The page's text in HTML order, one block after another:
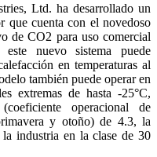
Ltd. ha desarrollado un
que cuenta con el novedoso
de CO2 para uso comercial
nuevo sistema puede
en temperaturas al
también puede operar en
extremas de hasta -25°C,
operacional de
y otoño) de 4.3, la
industria en la clase de 30